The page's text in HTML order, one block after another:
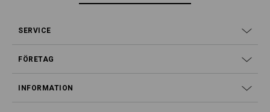
SERVICE
FÖRETAG
INFORMATION